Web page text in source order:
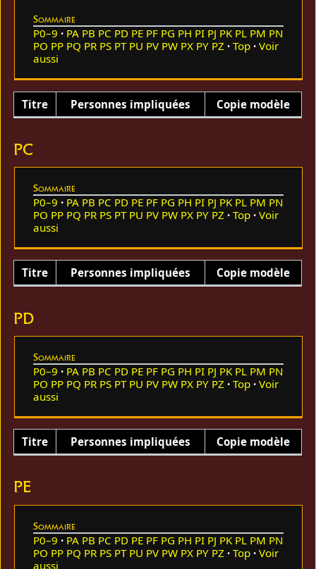
Sommaire
P0–9 PA PB PC PD PE PF PG PH PI PJ PK PL PM PN
PO PP PQ PR PS PT PU PV PW PX PY PZ Top
Voir
aussi
Titre Personnes impliquées Copie modèle
PC
Sommaire
P0–9 PA PB PC PD PE PF PG PH PI PJ PK PL PM PN
PO PP PQ PR PS PT PU PV PW PX PY PZ Top
Voir
aussi
Titre Personnes impliquées Copie modèle
PD
Sommaire
P0–9 PA PB PC PD PE PF PG PH PI PJ PK PL PM PN
PO PP PQ PR PS PT PU PV PW PX PY PZ Top
Voir
aussi
Titre Personnes impliquées Copie modèle
PE
Sommaire
P0–9 PA PB PC PD PE PF PG PH PI PJ PK PL PM PN
PO PP PQ PR PS PT PU PV PW PX PY PZ Top
Voir
aussi